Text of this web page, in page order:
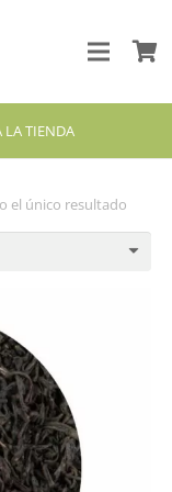
LA TIENDA
el único resultado